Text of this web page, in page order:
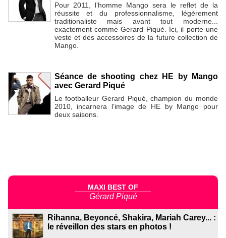
Pour 2011, l’homme Mango sera le reflet de la
réussite et du professionnalisme, légèrement
traditionaliste mais avant tout moderne...
exactement comme Gerard Piqué. Ici, il porte une
veste et des accessoires de la future collection de
Mango.
Séance de shooting chez HE by Mango
avec Gerard Piqué
Le footballeur Gerard Piqué, champion du monde
2010, incarnera l’image de HE by Mango pour
deux saisons.
MAXI BEST OF
Gérard Piqué
Rihanna, Beyoncé, Shakira, Mariah Carey... :
le réveillon des stars en photos !